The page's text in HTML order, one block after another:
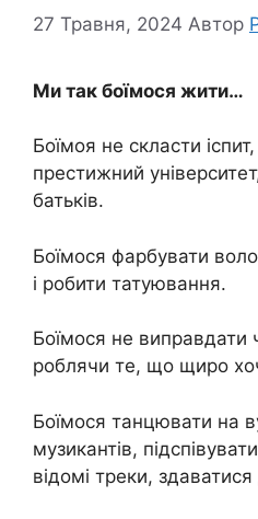
27 Травня, 2024 Автор
Ми так боїмося жити…
Боїмоя не скласти
престижний
батьків.
Боїмося фарбувати
і робити татуювання.
Боїмося не виправдати
роблячи те, що щиро
Боїмося танцювати на
музикантів,
відомі треки,